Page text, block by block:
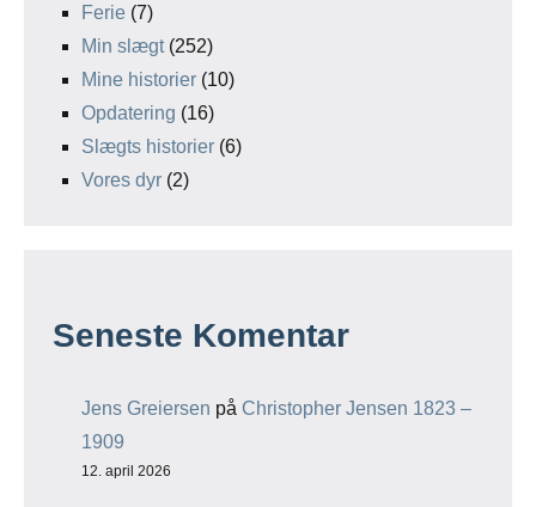
Ferie (7)
Min slægt(252)
Mine historier (10)
Opdatering (16)
Slægts historier (6)
Vores dyr (2)
Seneste Komentar
Jens Greiersen på Christopher Jensen 1823 –
1909
12. april 2026